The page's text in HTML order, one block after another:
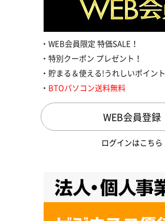
WEB会員限定 特価SALE！
特別クーポン プレゼント！
貯まる＆使える!うれしいポイント
BTOパソコン送料無料
WEB会員登録
ログインはこちら